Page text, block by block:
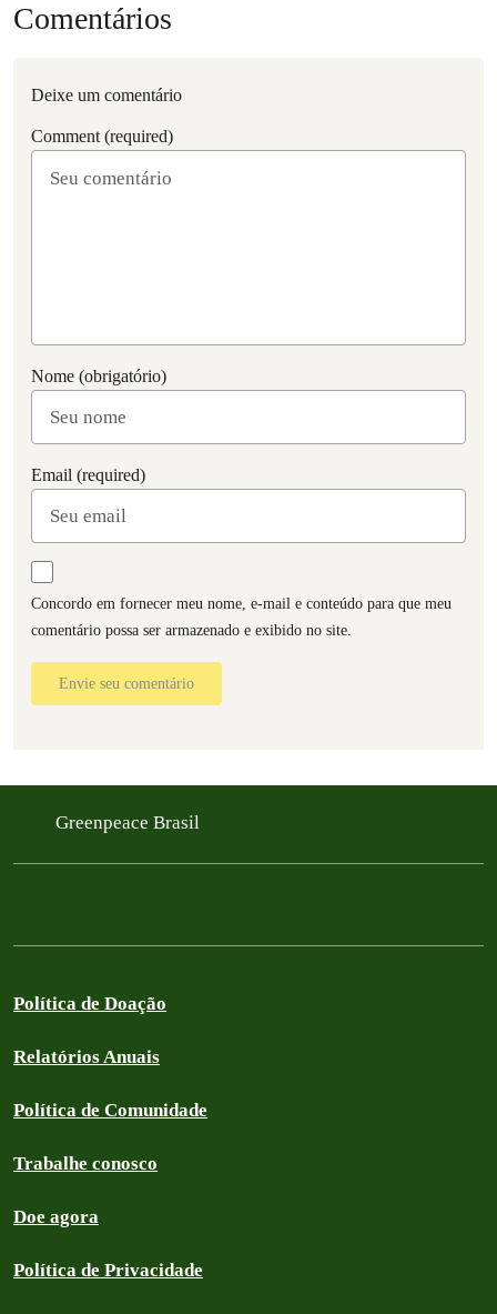
Comentários
Deixe um comentário
Comment (required)
Nome (obrigatório)
Email (required)
Concordo em fornecer meu nome, e-mail e conteúdo para que meu
comentário possa ser armazenado e exibido no site.
Envie seu comentário
Greenpeace Brasil
Política de Doação
Relatórios Anuais
Política de Comunidade
Trabalhe conosco
Doe agora
Política de Privacidade